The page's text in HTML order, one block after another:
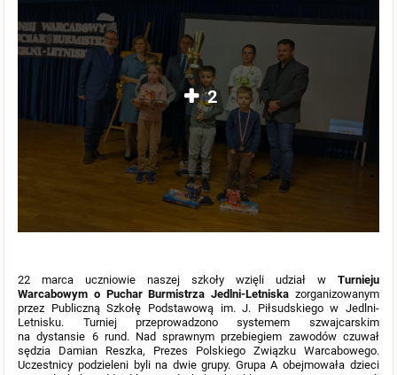
2
22 marca uczniowie naszej szkoły wzięli udział w
Turnieju
Warcabowym o Puchar Burmistrza Jedlni-Letniska zorganizowanym
przez Publiczną Szkołę Podstawową im. J. Piłsudskiego w Jedlni-
Letnisku. Turniej przeprowadzono systemem szwajcarskim
na dystansie 6 rund. Nad sprawnym przebiegiem zawodów czuwał
sędzia Damian Reszka, Prezes Polskiego Związku Warcabowego.
Uczestnicy podzieleni byli na dwie grupy. Grupa A obejmowała dzieci